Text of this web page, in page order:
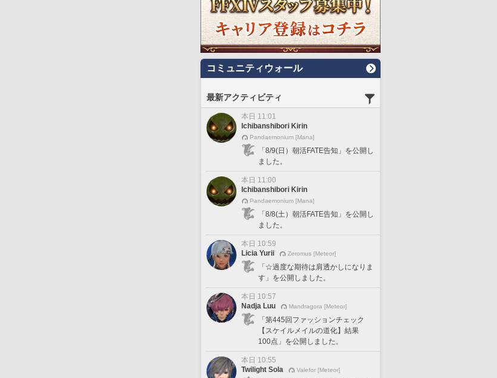
コミュニティウォール
最新アクティビティ
本日 11:01
Ichibanshibori Kirin
Pandaemonium [Mana]
「8/9(日）朝活FATE告知」を公開し
ました。
本日 11:00
Ichibanshibori Kirin
Pandaemonium [Mana]
「8/8(土）朝活FATE告知」を公開し
ました。
本日 10:59
Licia Yurii
Zeromus [Meteor]
「☆過度な期待は肩透かしになりま
す」を公開しました。
本日 10:57
Nadja Luu
Mandragora [Meteor]
「第445回ファッションチェック
【スケイルメイルの道化】結果
100点」を公開しました。
本日 10:55
Twilight Sola
Valefor [Meteor]